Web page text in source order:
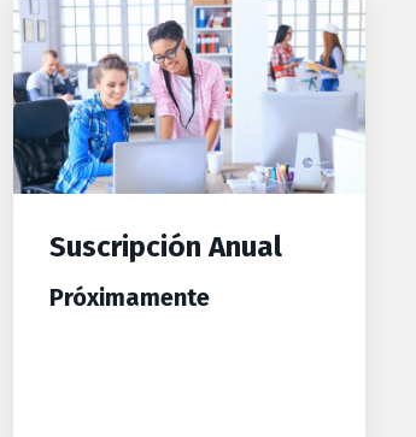
Suscripción Anual
Próximamente